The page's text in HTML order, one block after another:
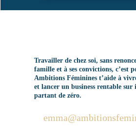
Travailler de chez soi, sans
famille et à ses convictions, c’est
Ambitions Féminines t’aide à
et lancer un business rentable sur
partant de zéro.